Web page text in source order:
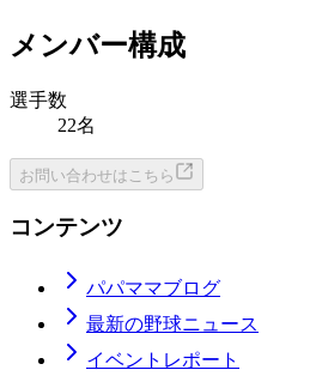
メンバー構成
選手数
22名
お問い合わせはこちら
コンテンツ
パパママブログ
最新の野球ニュース
イベントレポート